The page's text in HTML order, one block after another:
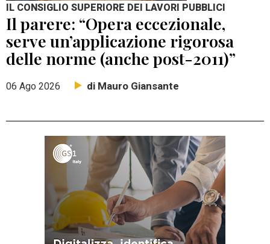
IL CONSIGLIO SUPERIORE DEI LAVORI PUBBLICI
Il parere: “Opera eccezionale,
serve un’applicazione rigorosa
delle norme (anche post-2011)”
06 Ago 2026 di Mauro Giansante